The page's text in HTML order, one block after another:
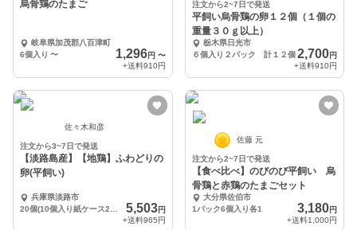
烏骨鶏のたまご
岐阜県加茂郡八百津町
6個入り 〜 1,296円 〜
+送料910円
注文から2~7日で発送
平飼い烏骨鶏の卵１２個（１個の
重量３０ｇ以上）
栃木県日光市
６個入り２パック 計１２個 2,700円
+送料910円
佐々木和彦
注文から3~7日で発送
【淡路島産】【地鶏】ふわどりの
卵(平飼い)
兵庫県淡路市
5,503円
+送料965円
佐藤 元
注文から2~7日で発送
【食べ比べ】のびのび平飼い 烏
骨鶏と赤鶏のたまごセット
大分県佐伯市
1パック6個入り各1
3,180円
+送料1,000円